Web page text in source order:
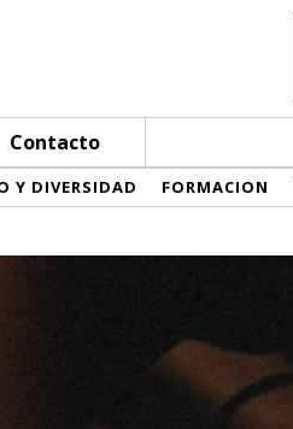
Contacto
Y DIVERSIDAD FORMACION